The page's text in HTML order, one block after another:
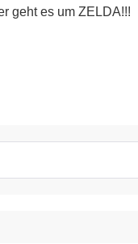
geht es um ZELDA!!!